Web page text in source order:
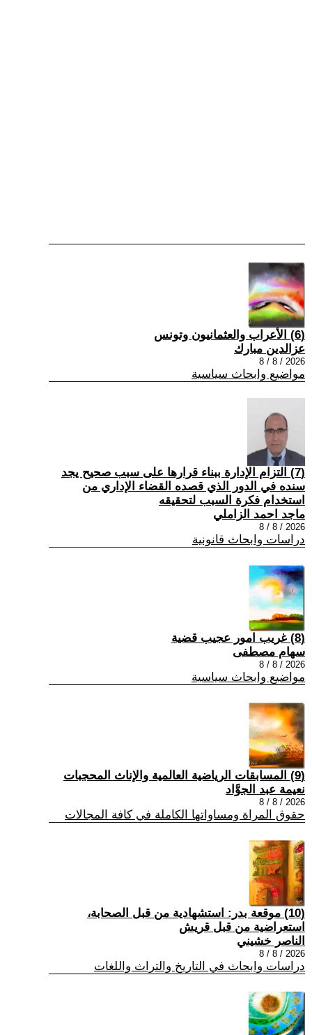
(6) الأعراب والعثمانيون وتونس
عزالدين مبارك
2026 / 8 / 8
مواضيع وابحاث سياسية
(7) التزام الإدارة ببناء قرارها على سبب صحیح یجد
سنده في الدور الذي قصده القضاء الإداري من
استخدام فكرة السبب لتحقیقه
ماجد احمد الزاملي
2026 / 8 / 8
دراسات وابحاث قانونية
(8) غريب امور عجيب قضية
سهام مصطفى
2026 / 8 / 8
مواضيع وابحاث سياسية
(9) المسابقات الرياضية العالمية والإناث المحجبات
نعيمة عبد الجوَّاد
2026 / 8 / 8
حقوق المراة ومساواتها الكاملة في كافة المجالات
(10) موقعة بدر: استشهادية من قبل الصحابة،
استعراضية من قبل قريش
الناصر خشيني
2026 / 8 / 8
دراسات وابحاث في التاريخ والتراث واللغات